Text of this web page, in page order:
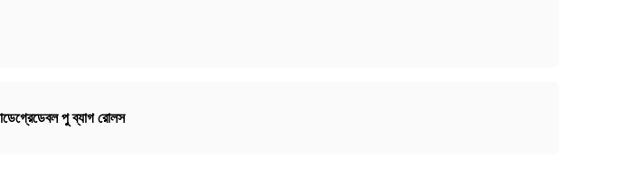
পু ব্যাগ রোলস